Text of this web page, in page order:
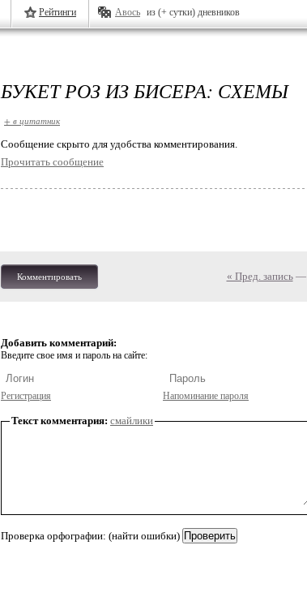
Рейтинги Авось из (+ сутки) дневников
БУКЕТ РОЗ ИЗ БИСЕРА: СХЕМЫ
+ в цитатник
Cообщение скрыто для удобства комментирования.
Прочитать сообщение
Комментировать « Пред. запись—
Добавить комментарий:
Введите свое имя и пароль на сайте:
Регистрация Напоминание пароля
Текст комментария: смайлики
Проверка орфографии: (найти ошибки)